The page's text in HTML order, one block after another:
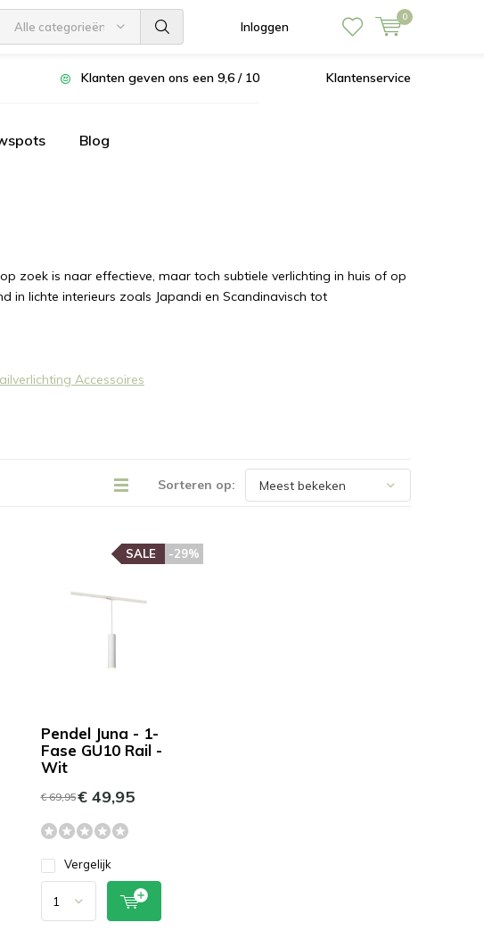
Alle categorieën Inloggen
0
Klanten geven ons een 9,6 / 10 Klantenservice
Blog
zoek is naar effectieve, maar toch subtiele verlichting in huis of op
in lichte interieurs zoals Japandi en Scandinavisch tot
Accessoires
Sorteren op:
Pendel Juna - 1-
Fase GU10 Rail -
Wit
-29%
SALE
€ 69,95€ 49,95
Vergelijk